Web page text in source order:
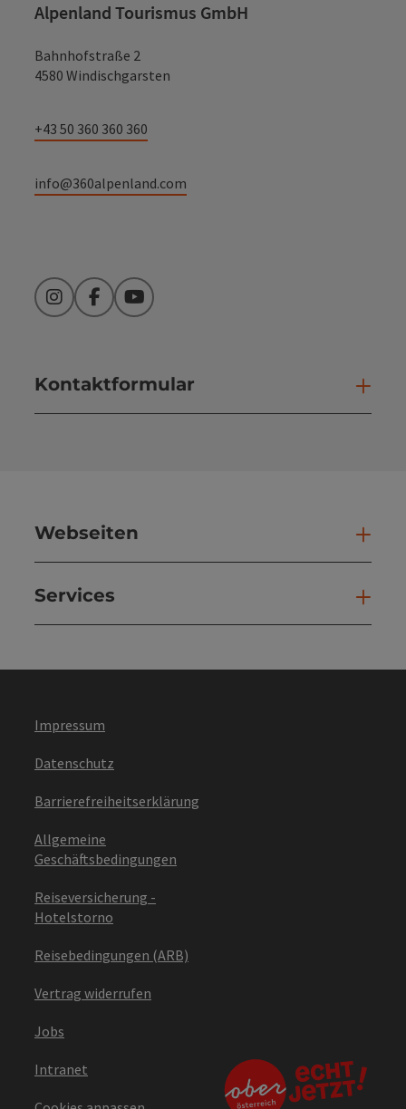
Alpenland Tourismus GmbH
Bahnhofstraße 2
4580 Windischgarsten
+43 50 360 360 360
info@360alpenland.com
InstagramFacebookYouTube
Kontaktformular
Webseiten
Services
Impressum
Datenschutz
Barrierefreiheitserklärung
Allgemeine
Geschäftsbedingungen
Reiseversicherung -
Hotelstorno
Reisebedingungen (ARB)
Vertrag widerrufen
Jobs
Intranet